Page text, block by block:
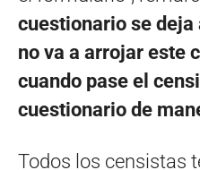
cuestionario se
no va a arrojar este
cuando pase el
cuestionario de
Todos los censistas